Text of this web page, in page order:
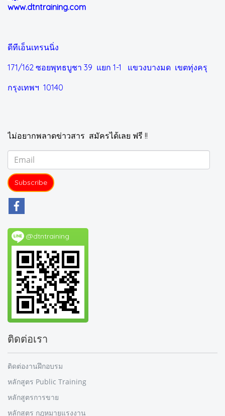
www.dtntraining.com
ดีทีเอ็นเทรนนิ่ง
171/162 ซอยพุทธบูชา 39 แยก 1-1 แขวงบางมด เขตทุ่งครุ
กรุงเทพฯ 10140
ไม่อยากพลาดข่าวสาร สมัครได้เลย ฟรี !!
Subscribe
@dtntraining
ติดต่อเรา
ติดต่องานฝึกอบรม
หลักสูตร Public Training
หลักสูตรการขาย
หลักสูตร กฎหมายแรงงาน